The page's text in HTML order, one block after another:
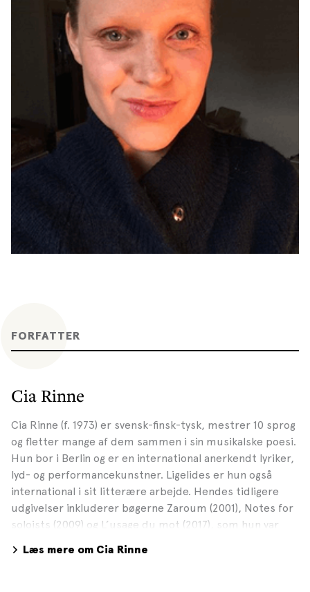
FORFATTER
Cia Rinne
Cia Rinne (f. 1973) er svensk-finsk-tysk, mestrer 10 sprog
og fletter mange af dem sammen i sin musikalske poesi.
Hun bor i Berlin og er en international anerkendt lyriker,
lyd- og performancekunstner. Ligelides er hun også
international i sit litterære arbejde. Hendes tidligere
udgivelser inkluderer bøgerne Zaroum (2001), Notes for
soloists (2009) og L’usage du mot (2017), som hun var
digtsamling, der på mestendels engelsk, fransk og tysk
Læs mere om Cia Rinne